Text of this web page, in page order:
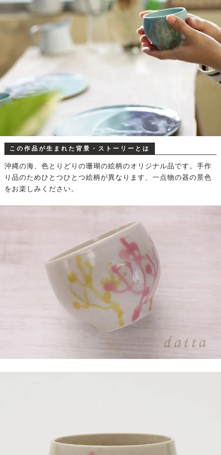
この作品が生まれた背景・ストーリーとは
沖縄の海、色とりどりの珊瑚の絵柄のオリジナル品です。手作
り品のためひとつひとつ絵柄が異なります、一点物の器の景色
をお楽しみください。